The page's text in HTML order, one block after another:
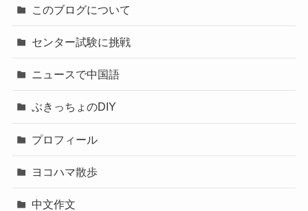
このブログについて
センター試験に挑戦
ニュースで中国語
ぶきっちょのDIY
プロフィール
ヨコハマ散歩
中文作文